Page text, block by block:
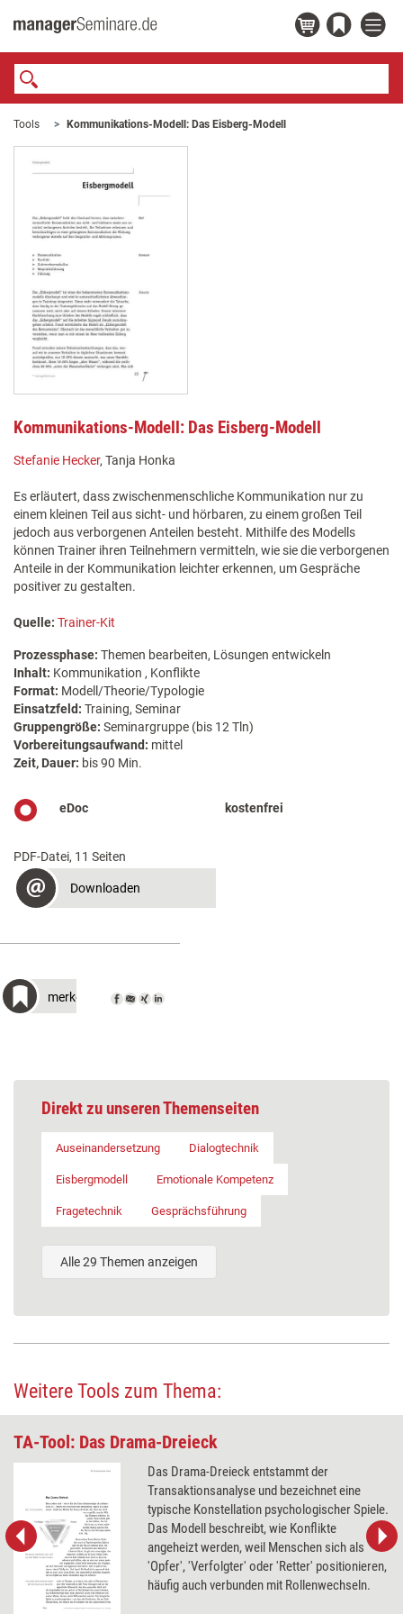
Tools Kommunikations-Modell: Das Eisberg-Modell
Kommunikations-Modell: Das Eisberg-Modell
Stefanie Hecker, Tanja Honka
Es erläutert, dass zwischenmenschliche Kommunikation nur zu
einem kleinen Teil aus sicht- und hörbaren, zu einem großen Teil
jedoch aus verborgenen Anteilen besteht. Mithilfe des Modells
können Trainer ihren Teilnehmern vermitteln, wie sie die verborgenen
Anteile in der Kommunikation leichter erkennen, um Gespräche
positiver zu gestalten.
Quelle: Trainer-Kit
Prozessphase: Themen bearbeiten, Lösungen entwickeln
Inhalt: Kommunikation , Konflikte
Format: Modell/Theorie/Typologie
Einsatzfeld: Training, Seminar
Gruppengröße: Seminargruppe (bis 12 Tln)
Vorbereitungsaufwand: mittel
Zeit, Dauer: bis 90 Min.
eDoc kostenfrei
PDF-Datei, 11 Seiten
Downloaden
merken
Direkt zu unseren Themenseiten
Auseinandersetzung Dialogtechnik
Eisbergmodell Emotionale Kompetenz
Fragetechnik Gesprächsführung
Alle 29 Themen anzeigen
Weitere Tools zum Thema:
TA-Tool: Das Drama-Dreieck
Das Drama-Dreieck entstammt der
Transaktionsanalyse und bezeichnet eine
typische Konstellation psychologischer Spiele.
Das Modell beschreibt, wie Konflikte
angeheizt werden, weil Menschen sich als
'Opfer', 'Verfolgter' oder 'Retter' positionieren,
häufig auch verbunden mit Rollenwechseln.